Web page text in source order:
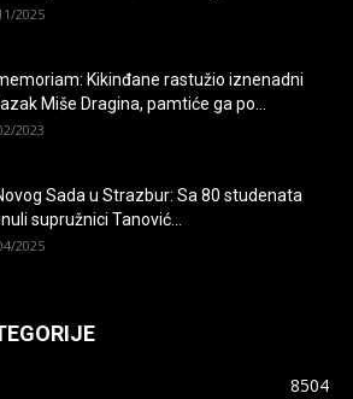
2025
Kikinđane rastužio iznenadni
Miše Dragina, pamtiće ga po...
2023
Sada u Strazbur: Sa 80 studenata
supružnici Tanović...
2025
8504